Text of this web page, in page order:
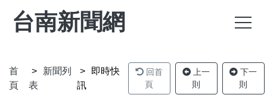
台南新聞網
首
頁
新聞列
表
即時快
訊
回首
頁
上一
則
下一
則